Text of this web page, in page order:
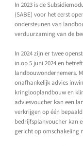
In 2023 is de
(SABE) voor het eerst
ondersteunen van
verduurzaming van de
In 2024 zijn er twee
in op 5 juni 2024 en
landbouwondernemers.
onafhankelijk advies
kringlooplandbouw en
adviesvoucher kan een
verkrijgen op één
bedrijfsplanvoucher kan
gericht op omschakeling